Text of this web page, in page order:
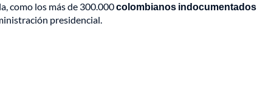
como los más de 300.000colombianos indocumentados
presidencial.